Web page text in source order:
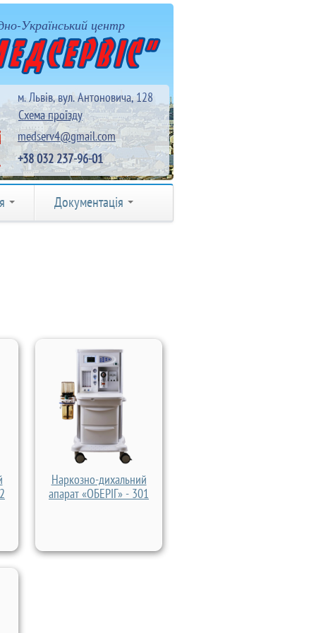
Український центр
м. Львів, вул. Антоновича, 128
Схема проїзду
medserv4@gmail.com
+38 032 237-96-01
Документація
Наркозно-дихальний
апарат «ОБЕРІГ» - 301